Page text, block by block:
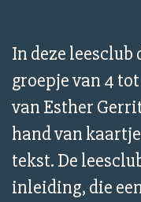
In deze leesclub
groepje van 4
van Esther
hand van
tekst. De
inleiding, die